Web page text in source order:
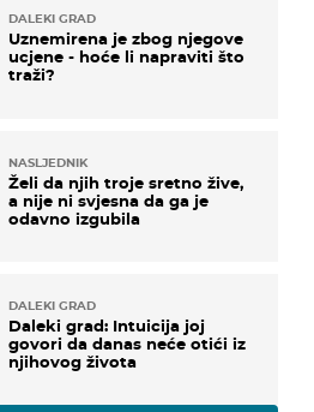
DALEKI GRAD
Uznemirena je zbog njegove
ucjene - hoće li napraviti što
traži?
NASLJEDNIK
Želi da njih troje sretno žive,
a nije ni svjesna da ga je
odavno izgubila
DALEKI GRAD
Daleki grad: Intuicija joj
govori da danas neće otići iz
njihovog života